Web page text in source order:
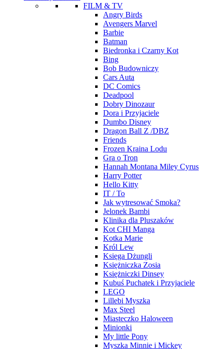
FILM & TV
Angry Birds
Avengers Marvel
Barbie
Batman
Biedronka i Czarny Kot
Bing
Bob Budowniczy
Cars Auta
DC Comics
Deadpool
Dobry Dinozaur
Dora i Przyjaciele
Dumbo Disney
Dragon Ball Z /DBZ
Friends
Frozen Kraina Lodu
Gra o Tron
Hannah Montana Miley Cyrus
Harry Potter
Hello Kitty
IT / To
Jak wytresować Smoka?
Jelonek Bambi
Klinika dla Pluszaków
Kot CHI Manga
Kotka Marie
Król Lew
Księga Dżungli
Księżniczka Zosia
Księżniczki Dinsey
Kubuś Puchatek i Przyjaciele
LEGO
Lillebi Myszka
Max Steel
Miasteczko Haloween
Minionki
My little Pony
Myszka Minnie i Mickey